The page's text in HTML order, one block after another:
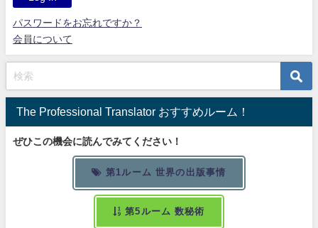
パスワードをお忘れですか？
会員について
The Professional Translator おすすめルーム！
ぜひこの機会に読んでみてください！
第1ルーム 世界の出版事情
第5ルーム 数秘術